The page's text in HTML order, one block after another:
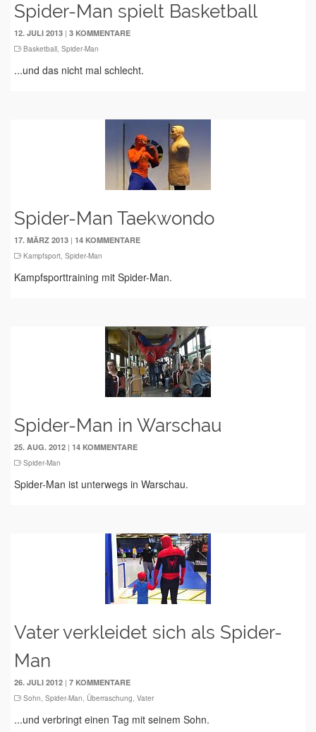
Spider-Man spielt Basketball
12. JULI 2013 | 3 KOMMENTARE
Basketball, Spider-Man
...und das nicht mal schlecht.
Spider-Man Taekwondo
17. MÄRZ 2013 | 14 KOMMENTARE
Kampfsport, Spider-Man
Kampfsporttraining mit Spider-Man.
Spider-Man in Warschau
25. AUG. 2012 | 14 KOMMENTARE
Spider-Man
Spider-Man ist unterwegs in Warschau.
Vater verkleidet sich als Spider-
Man
26. JULI 2012 | 7 KOMMENTARE
Sohn, Spider-Man, Überraschung, Vater
...und verbringt einen Tag mit seinem Sohn.